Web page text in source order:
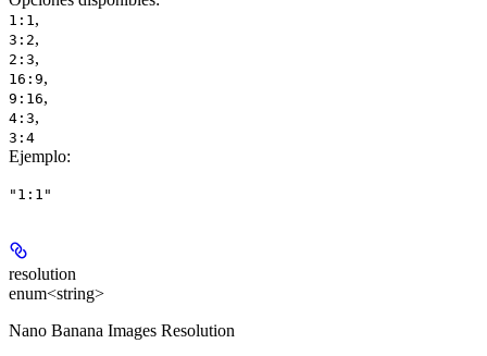
1:1 ,
3:2,
2:3,
16:9,
9:16,
4:3,
3:4
Ejemplo:
"1:1"
resolution
enum<string>
Nano Banana Images Resolution